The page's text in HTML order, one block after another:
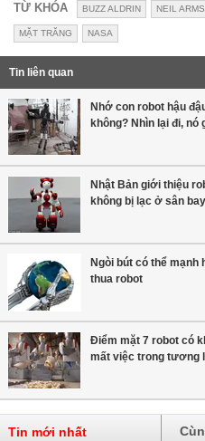
TỪ KHÓA BUZZ ALDRIN NEIL
MẶT TRĂNG NASA
Tin liên quan
Nhớ con robot hậu
không? Nhìn lại đi,
Nhật Bản giới thiệu
không bị lạc ở sân bay
Ngòi bút có thể
thua robot
Điểm mặt 7 robot có
mất việc trong tương
Tin mới nhất